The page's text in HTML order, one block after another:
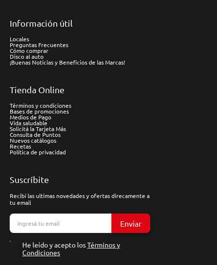
Información útil
Locales
Preguntas Frecuentes
Cómo comprar
Disco al auto
¡Buenas Noticias y Beneficios de las Marcas!
Tienda Online
Términos y condiciones
Bases de promociones
Medios de Pago
Vida saludable
Solicitá la Tarjeta Más
Consulta de Puntos
Nuevos catálogos
Recetas
Política de privacidad
Suscríbite
Recibí las ultimas novedades y ofertas direcamente a
tu email
Enviar
He leído y acepto losTérminos y
Condiciones